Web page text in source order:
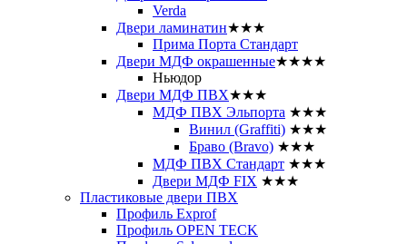
Verda
Двери ламинатин★★★
Прима Порта Стандарт
Двери МДФ окрашенные★★★★
Ньюдор
Двери МДФ ПВХ★★★
МДФ ПВХ Эльпорта ★★★
Винил (Graffiti) ★★★
Браво (Bravo) ★★★
МДФ ПВХ Стандарт ★★★
Двери МДФ FIX ★★★
Пластиковые двери ПВХ
Профиль Exprof
Профиль OPEN TECK